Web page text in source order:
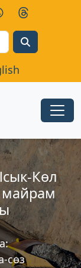
Көл
сөз